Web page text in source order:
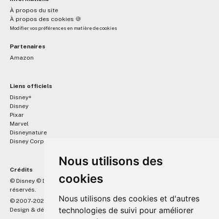
Nous utilisons des
cookies
Nous utilisons des cookies et d'autres
technologies de suivi pour améliorer
À propos du site
À propos des cookies 🍪
Modifier vos préférences en matière de cookies
Partenaires
Amazon
Liens officiels
Disney+
Disney
Pixar
Marvel
Disneynature
Disney Corporate
Crédits
© Disney © Disney/Pixar © &™Lucasfilm LTD © Marvel. Tous droits
réservés.
© 2007-2026 DisneyPixar.fr
Design & développement :MonsieurPaul